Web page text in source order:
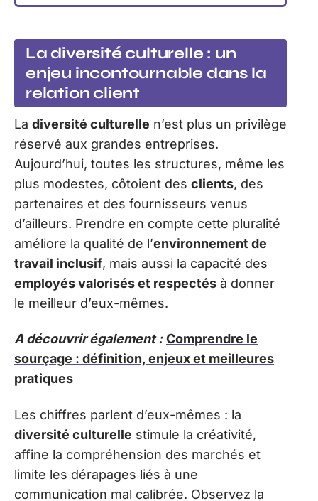
La diversité culturelle : un
enjeu incontournable dans la
relation client
La diversité culturelle n’est plus un privilège
réservé aux grandes entreprises.
Aujourd’hui, toutes les structures, même les
plus modestes, côtoient des clients, des
partenaires et des fournisseurs venus
d’ailleurs. Prendre en compte cette pluralité
améliore la qualité de l’environnement de
travail inclusif, mais aussi la capacité des
employés valorisés et respectés à donner
le meilleur d’eux-mêmes.
A découvrir également : Comprendre le
sourçage : définition, enjeux et meilleures
pratiques
Les chiffres parlent d’eux-mêmes : la
diversité culturelle stimule la créativité,
affine la compréhension des marchés et
limite les dérapages liés à une
communication mal calibrée. Observez la